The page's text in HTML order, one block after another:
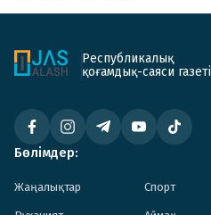
Республикалық
қоғамдық-саяси газеті
Бөлімдер:
Жаңалықтар Спорт